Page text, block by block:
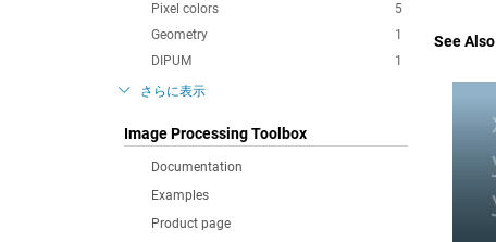
5
Pixel colors
1
Geometry
1
DIPUM
さらに表示
Image Processing Toolbox
Documentation
Examples
Product page
See Also